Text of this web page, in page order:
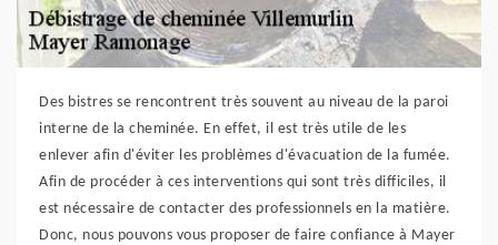
Des bistres se rencontrent très souvent au niveau de la paroi
interne de la cheminée. En effet, il est très utile de les
enlever afin d'éviter les problèmes d'évacuation de la fumée.
Afin de procéder à ces interventions qui sont très difficiles, il
est nécessaire de contacter des professionnels en la matière.
Donc, nous pouvons vous proposer de faire confiance à Mayer